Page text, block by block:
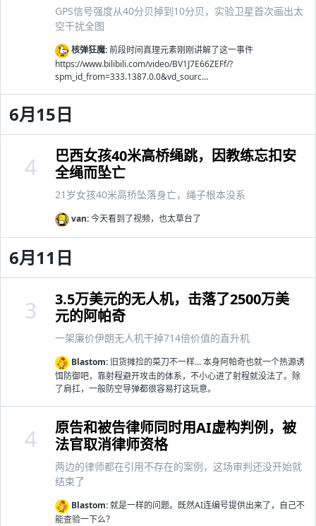
GPS信号强度从40分贝掉到10分贝，实验卫星首次画出太
空干扰全图
核弹狂魔:前段时间真理元素刚刚讲解了这一事件
https://www.bilibili.com/video/BV1J7E66ZEFf/?
spm_id_from=333.1387.0.0&vd_sourc...
6月15日
巴西女孩40米高桥绳跳，因教练忘扣安
全绳而坠亡
21岁女孩40米高桥坠落身亡，绳子根本没系
van:今天看到了视频，也太草台了
4
6月11日
3.5万美元的无人机，击落了2500万美
元的阿帕奇
一架廉价伊朗无人机干掉714倍价值的直升机
Blastom: 旧货摊捡的菜刀不一样… 本身阿帕奇也就一个热源诱
饵防御吧，靠射程避开攻击的体系，不小心进了射程就没法了。除
了肩扛，一般防空导弹都很容易打这玩意。
3
原告和被告律师同时用AI虚构判例，被
法官取消律师资格
两边的律师都在引用不存在的案例，这场审判还没开始就
结束了
Blastom:就是一样的问题。既然AI连编号提供出来了，自己不
能查验一下么？
4